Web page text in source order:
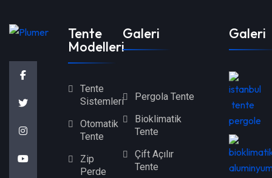
Tente
Modelleri
Tente
Sistemleri
Otomatik
Tente
Zip
Perde
Galeri
Pergola Tente
Bioklimatik
Tente
Çift Açılır
Tente
Galeri